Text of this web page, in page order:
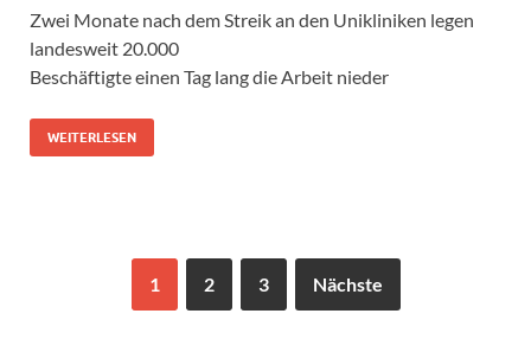
Zwei Monate nach dem Streik an den Unikliniken legen
landesweit 20.000
Beschäftigte einen Tag lang die Arbeit nieder
WEITERLESEN
1 2 3 Nächste